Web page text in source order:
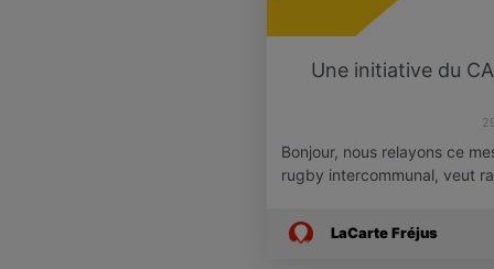
Une initiative du
Bonjour, nous relayons ce
rugby intercommunal, veut
LaCarte Fréjus